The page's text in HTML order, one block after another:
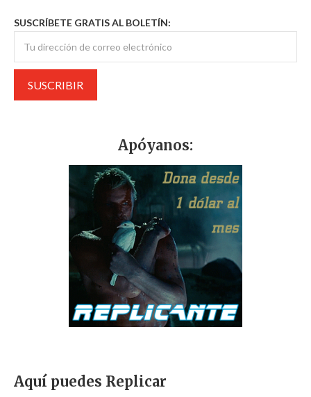
SUSCRÍBETE GRATIS AL BOLETÍN:
Apóyanos:
Aquí puedes Replicar